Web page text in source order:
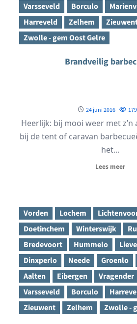
Varsseveld
Borculo
Harreveld
Zelhem
Zwolle - gem Oost Gelre
Brandveilig
24 juni 2016
Heerlijk: bij mooi weer met
bij de tent of caravan
het...
Lees meer
Vorden Lochem
Doetinchem
Winterswijk
Bredevoort
Hummelo
Dinxperlo
Neede Groenlo
Aalten
Eibergen Vragender
Varsseveld
Borculo
Zieuwent
Zelhem Zwolle -